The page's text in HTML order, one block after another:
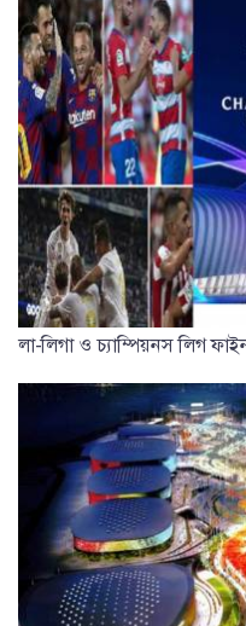
লা-লিগা ও চ্যাম্পিয়নস লিগ